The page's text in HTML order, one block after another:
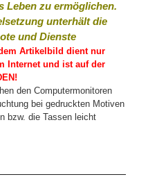
Leben zu ermöglichen.
unterhält die
und Dienste
Artikelbild dient nur
Internet und ist auf der
den Computermonitoren
bei gedruckten Motiven
bzw. die Tassen leicht